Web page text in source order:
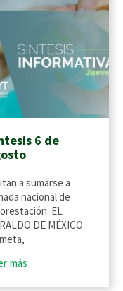
6 de
a sumarse a
nacional de
EL
DE MÉXICO
más